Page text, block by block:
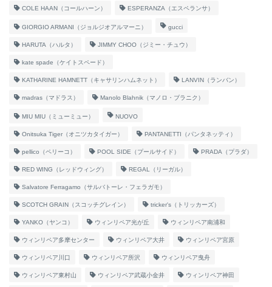
COLE HAAN（コールハーン） ESPERANZA（エスペランサ）
GIORGIO ARMANI（ジョルジオアルマーニ） gucci
HARUTA（ハルタ） JIMMY CHOO（ジミー・チュウ）
kate spade（ケイトスペード）
KATHARINE HAMNETT（キャサリンハムネット） LANVIN（ランバン）
madras（マドラス） Manolo Blahnik（マノロ・ブラニク）
MIU MIU（ミューミュー） NUOVO
Onitsuka Tiger（オニツカタイガー） PANTANETTI（パンタネッティ）
pellico（ペリーコ） POOL SIDE（プールサイド） PRADA（プラダ）
RED WING（レッドウィング） REGAL（リーガル）
Salvatore Ferragamo（サルバトーレ・フェラガモ）
SCOTCH GRAIN（スコッチグレイン） tricker's（トリッカーズ）
YANKO（ヤンコ） ウィンリペア光が丘 ウィンリペア南浦和
ウィンリペア多摩センター ウィンリペア大井 ウィンリペア宮原
ウィンリペア川口 ウィンリペア所沢 ウィンリペア曳舟
ウィンリペア東村山 ウィンリペア武蔵小金井 ウィンリペア神田